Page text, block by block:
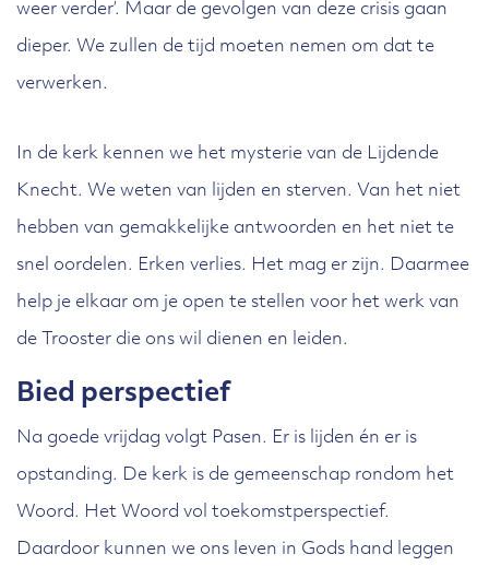
weer verder’. Maar de gevolgen van deze crisis gaan
dieper. We zullen de tijd moeten nemen om dat te
verwerken.
In de kerk kennen we het mysterie van de Lijdende
Knecht. We weten van lijden en sterven. Van het niet
hebben van gemakkelijke antwoorden en het niet te
snel oordelen. Erken verlies. Het mag er zijn. Daarmee
help je elkaar om je open te stellen voor het werk van
de Trooster die ons wil dienen en leiden.
Bied perspectief
Na goede vrijdag volgt Pasen. Er is lijden én er is
opstanding. De kerk is de gemeenschap rondom het
Woord. Het Woord vol toekomstperspectief.
Daardoor kunnen we ons leven in Gods hand leggen